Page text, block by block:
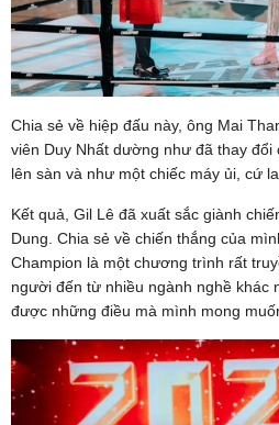
Chia sẻ về hiệp đấu này, ông Mai
viên Duy Nhất dường như đã thay đổi
lên sàn và như một chiếc máy ủi, cứ
Kết quả, Gil Lê đã xuất sắc giành
Dung. Chia sẻ về chiến thắng của
Champion là một chương trình rất
người đến từ nhiều ngành nghề khác
được những điều mà mình mong